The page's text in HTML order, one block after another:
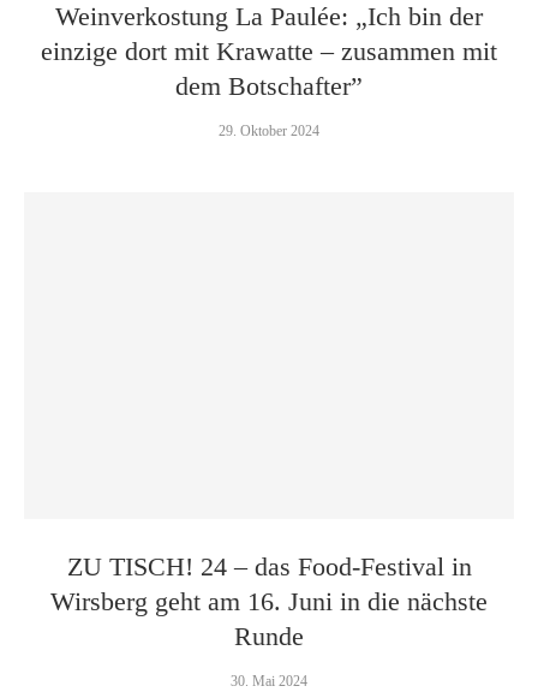
Weinverkostung La Paulée: „Ich bin der
einzige dort mit Krawatte – zusammen mit
dem Botschafter”
29. Oktober 2024
ZU TISCH! 24 – das Food-Festival in
Wirsberg geht am 16. Juni in die nächste
Runde
30. Mai 2024